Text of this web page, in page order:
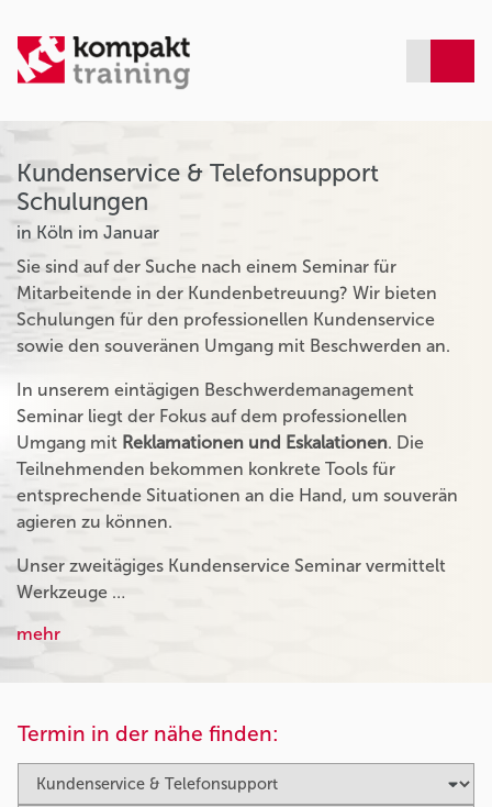
Kundenservice & Telefonsupport
Schulungen
in Köln im Januar
Sie sind auf der Suche nach einem Seminar für
Mitarbeitende in der Kundenbetreuung? Wir bieten
Schulungen für den professionellen Kundenservice
sowie den souveränen Umgang mit Beschwerden an.
In unserem eintägigen Beschwerdemanagement
Seminar liegt der Fokus auf dem professionellen
Umgang mit Reklamationen und Eskalationen. Die
Teilnehmenden bekommen konkrete Tools für
entsprechende Situationen an die Hand, um souverän
agieren zu können.
Unser zweitägiges Kundenservice Seminar vermittelt
Werkzeuge …
mehr
Termin in der nähe finden: